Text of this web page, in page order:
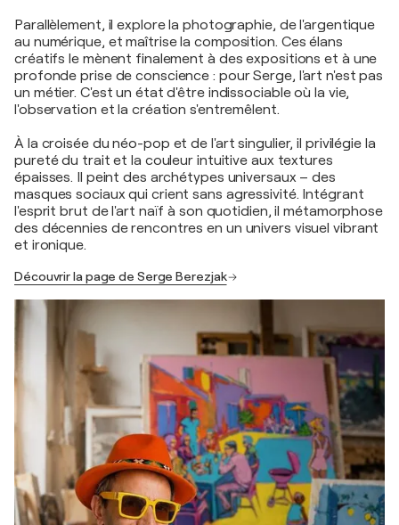
Parallèlement, il explore la photographie, de l'argentique
au numérique, et maîtrise la composition. Ces élans
créatifs le mènent finalement à des expositions et à une
profonde prise de conscience : pour Serge, l'art n'est pas
un métier. C'est un état d'être indissociable où la vie,
l'observation et la création s'entremêlent.
À la croisée du néo-pop et de l'art singulier, il privilégie la
pureté du trait et la couleur intuitive aux textures
épaisses. Il peint des archétypes universaux – des
masques sociaux qui crient sans agressivité. Intégrant
l'esprit brut de l'art naïf à son quotidien, il métamorphose
des décennies de rencontres en un univers visuel vibrant
et ironique.
Découvrir la page de Serge Berezjak